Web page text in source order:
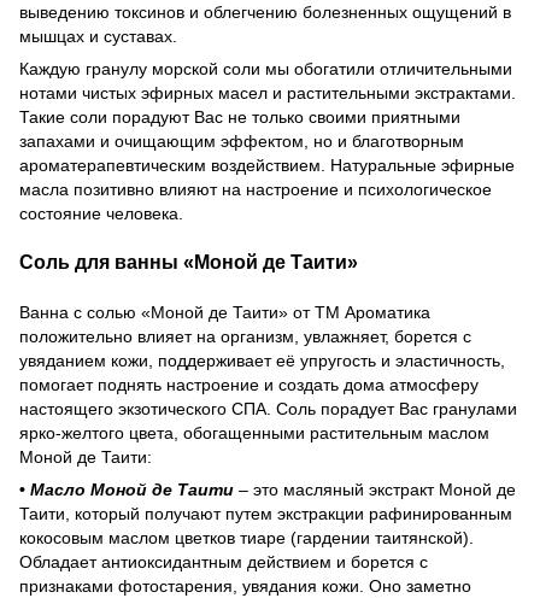
выведению токсинов и облегчению болезненных ощущений в
мышцах и суставах.
Каждую гранулу морской соли мы обогатили отличительными
нотами чистых эфирных масел и растительными экстрактами.
Такие соли порадуют Вас не только своими приятными
запахами и очищающим эффектом, но и благотворным
ароматерапевтическим воздействием. Натуральные эфирные
масла позитивно влияют на настроение и психологическое
состояние человека.
Соль для ванны «Моной де Таити»
Ванна с солью «Моной де Таити» от ТМ Ароматика
положительно влияет на организм, увлажняет, борется с
увяданием кожи, поддерживает её упругость и эластичность,
помогает поднять настроение и создать дома атмосферу
настоящего экзотического СПА. Соль порадует Вас гранулами
ярко-желтого цвета, обогащенными растительным маслом
Моной де Таити:
• Масло Моной де Таити – это масляный экстракт Моной де
Таити, который получают путем экстракции рафинированным
кокосовым маслом цветков тиаре (гардении таитянской).
Обладает антиоксидантным действием и борется с
признаками фотостарения, увядания кожи. Оно заметно